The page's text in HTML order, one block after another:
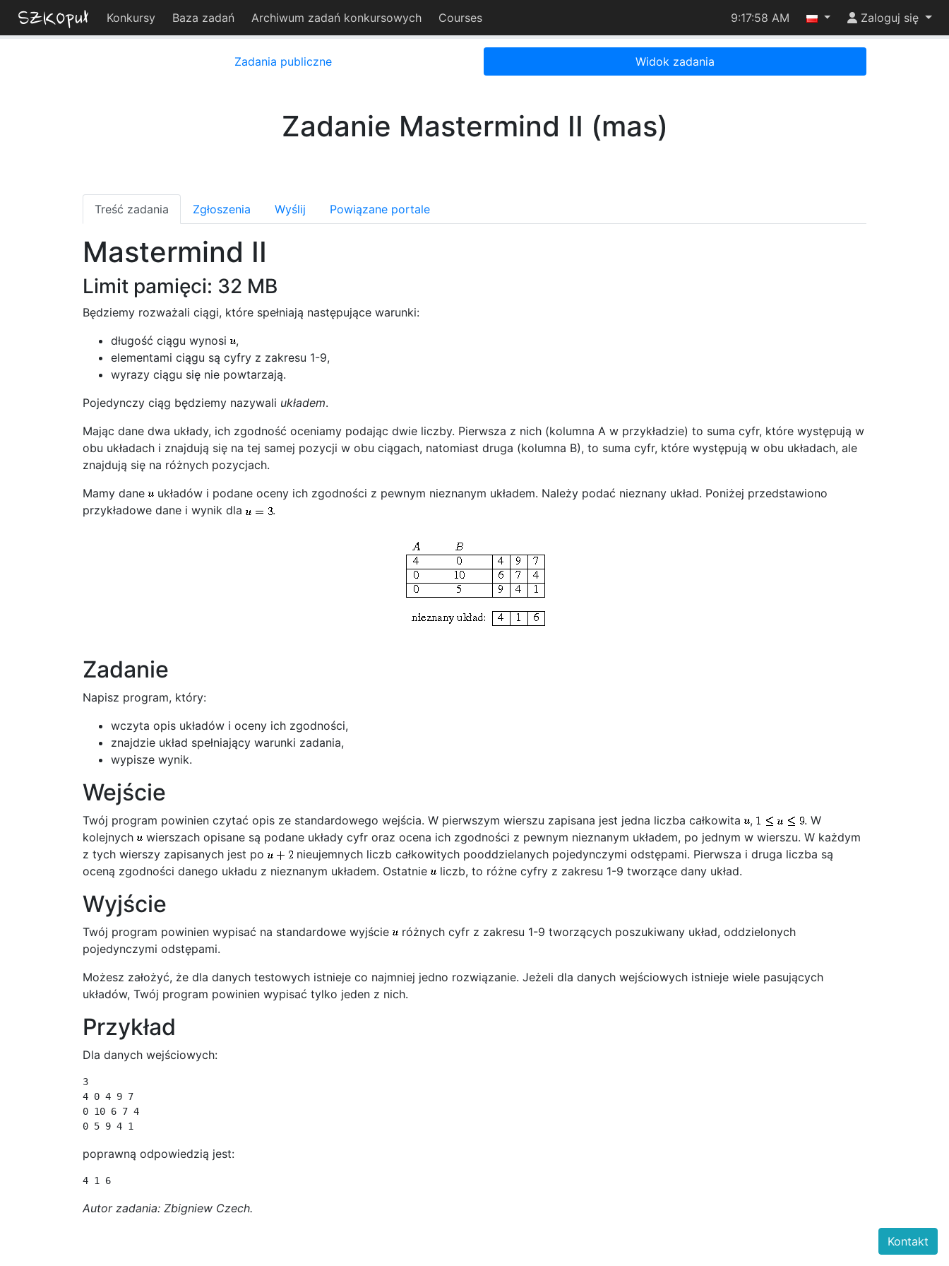
Konkursy Baza zadań Archiwum zadań konkursowych Courses 9:17:58 AM Zaloguj się
Zadania publiczne Widok zadania
Zadanie Mastermind II (mas)
Treść zadania Zgłoszenia Wyślij Powiązane portale
Mastermind II
Limit pamięci: 32 MB
Będziemy rozważali ciągi, które spełniają następujące warunki:
długość ciągu wynosi
,
elementami ciągu są cyfry z zakresu 1-9,
wyrazy ciągu się nie powtarzają.
Pojedynczy ciąg będziemy nazywali układem.
Mając dane dwa układy, ich zgodność oceniamy podając dwie liczby. Pierwsza z nich (kolumna A w przykładzie) to suma cyfr, które występują w
obu układach i znajdują się na tej samej pozycji w obu ciągach, natomiast druga (kolumna B), to suma cyfr, które występują w obu układach, ale
znajdują się na różnych pozycjach.
Mamy dane
układów i podane oceny ich zgodności z pewnym nieznanym układem. Należy podać nieznany układ. Poniżej przedstawiono
przykładowe dane i wynik dla
.
Zadanie
Napisz program, który:
wczyta opis układów i oceny ich zgodności,
znajdzie układ spełniający warunki zadania,
wypisze wynik.
Wejście
Twój program powinien czytać opis ze standardowego wejścia. W pierwszym wierszu zapisana jest jedna liczba całkowita ,
. W
kolejnych
wierszach opisane są podane układy cyfr oraz ocena ich zgodności z pewnym nieznanym układem, po jednym w wierszu. W każdym
z tych wierszy zapisanych jest po
nieujemnych liczb całkowitych pooddzielanych pojedynczymi odstępami. Pierwsza i druga liczba są
oceną zgodności danego układu z nieznanym układem. Ostatnie
liczb, to różne cyfry z zakresu 1-9 tworzące dany układ.
Wyjście
Twój program powinien wypisać na standardowe wyjście
różnych cyfr z zakresu 1-9 tworzących poszukiwany układ, oddzielonych
pojedynczymi odstępami.
Możesz założyć, że dla danych testowych istnieje co najmniej jedno rozwiązanie. Jeżeli dla danych wejściowych istnieje wiele pasujących
układów, Twój program powinien wypisać tylko jeden z nich.
Przykład
Dla danych wejściowych:
3
4 0 4 9 7
0 10 6 7 4
0 5 9 4 1
poprawną odpowiedzią jest:
4 1 6
Autor zadania: Zbigniew Czech.
Kontakt